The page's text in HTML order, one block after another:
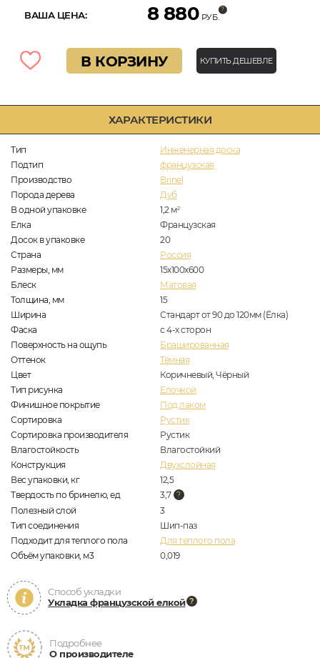
ХАРАКТЕРИСТИКИ
Тип
Инженерная доска
Подтип
французская
Производство
Brinel
Порода дерева
Дуб
В одной упаковке
1,2 м2
Елка
Французская
Досок в упаковке
20
Страна
Россия
Размеры, мм
15х100х600
Блеск
Матовая
Толщина, мм
15
Ширина
Стандарт от 90 до 120мм (Ёлка)
Фаска
с 4-х сторон
Поверхность на ощупь
Брашированная
Оттенок
Тёмная
Цвет
Коричневый, Чёрный
Тип рисунка
Елочкой
Финишное покрытие
Под лаком
Сортировка
Рустик
Сортировка производителя
Рустик
Влагостойкость
Влагостойкий
Конструкция
Двухслойная
Вес упаковки, кг
12,5
Твердость по бринелю, ед
3,7
Полезный слой
3
Тип соединения
Шип-паз
Подходит для теплого пола
Для теплого пола
Объём упаковки, м3
0,019
Способ укладки
Укладка французской елкой
Подробнее
О производителе
ВАША ЦЕНА: 8 880 РУБ.
В КОРЗИНУ КУПИТЬ ДЕШЕВЛЕ